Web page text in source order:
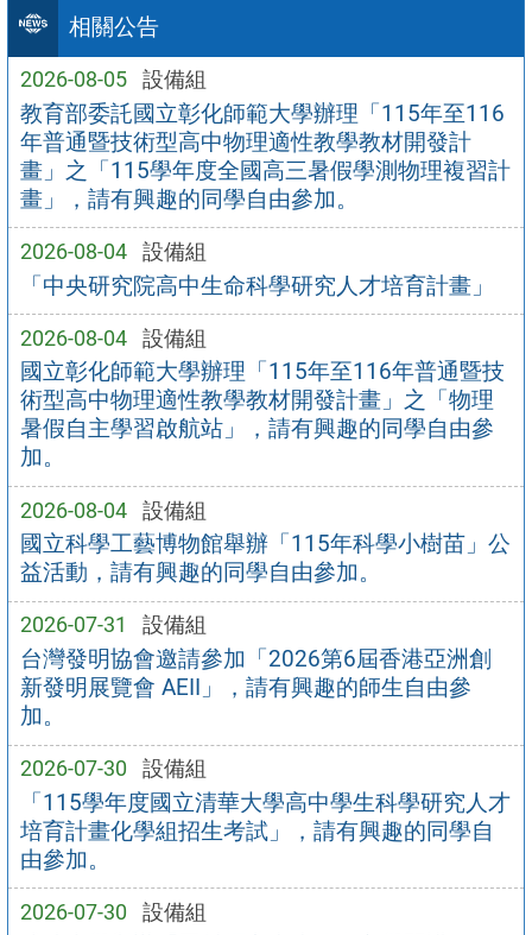
相關公告
2026-08-05 設備組
教育部委託國立彰化師範大學辦理「115年至116
年普通暨技術型高中物理適性教學教材開發計
畫」之「115學年度全國高三暑假學測物理複習計
畫」，請有興趣的同學自由參加。
2026-08-04 設備組
「中央研究院高中生命科學研究人才培育計畫」
2026-08-04 設備組
國立彰化師範大學辦理「115年至116年普通暨技
術型高中物理適性教學教材開發計畫」之「物理
暑假自主學習啟航站」，請有興趣的同學自由參
加。
2026-08-04 設備組
國立科學工藝博物館舉辦「115年科學小樹苗」公
益活動，請有興趣的同學自由參加。
2026-07-31 設備組
台灣發明協會邀請參加「2026第6屆香港亞洲創
新發明展覽會 AEII」，請有興趣的師生自由參
加。
2026-07-30 設備組
「115學年度國立清華大學高中學生科學研究人才
培育計畫化學組招生考試」，請有興趣的同學自
由參加。
2026-07-30 設備組